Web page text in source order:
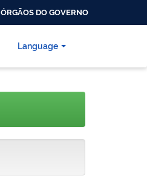
ÓRGÃOS DO GOVERNO
Language